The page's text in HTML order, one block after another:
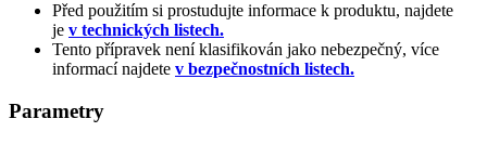
Před použitím si prostudujte informace k produktu, najdete
je v technických listech.
Tento přípravek není klasifikován jako nebezpečný, více
informací najdete v bezpečnostních listech.
Parametry